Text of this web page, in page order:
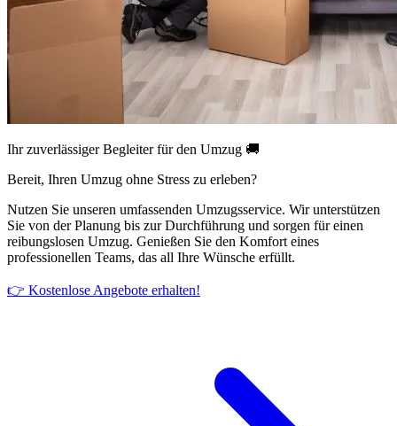
Ihr zuverlässiger Begleiter für den Umzug 🚚
Bereit, Ihren Umzug ohne Stress zu erleben?
Nutzen Sie unseren umfassenden Umzugsservice. Wir unterstützen
Sie von der Planung bis zur Durchführung und sorgen für einen
reibungslosen Umzug. Genießen Sie den Komfort eines
professionellen Teams, das all Ihre Wünsche erfüllt.
👉 Kostenlose Angebote erhalten!